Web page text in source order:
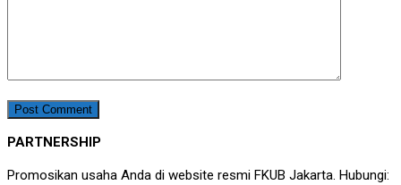
PARTNERSHIP
Promosikan usaha Anda di website resmi FKUB Jakarta. Hubungi: